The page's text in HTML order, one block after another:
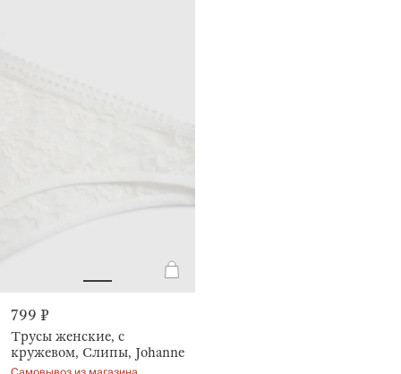
799 ₽
Трусы женские, с
кружевом, Слипы, Johanne